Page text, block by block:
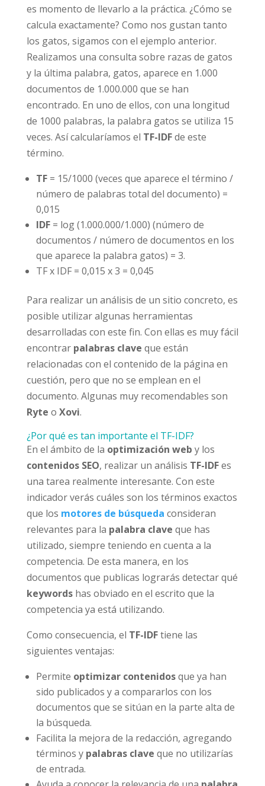
es momento de llevarlo a la práctica. ¿Cómo se
calcula exactamente? Como nos gustan tanto
los gatos, sigamos con el ejemplo anterior.
Realizamos una consulta sobre razas de gatos
y la última palabra, gatos, aparece en 1.000
documentos de 1.000.000 que se han
encontrado. En uno de ellos, con una longitud
de 1000 palabras, la palabra gatos se utiliza 15
veces. Así calcularíamos el TF-IDFde este
término.
TF = 15/1000 (veces que aparece el término /
número de palabras total del documento) =
0,015
IDF = log (1.000.000/1.000) (número de
documentos / número de documentos en los
que aparece la palabra gatos) = 3.
TF x IDF = 0,015 x 3 = 0,045
Para realizar un análisis de un sitio concreto, es
posible utilizar algunas herramientas
desarrolladas con este fin. Con ellas es muy fácil
encontrar palabras clave que están
relacionadas con el contenido de la página en
cuestión, pero que no se emplean en el
documento. Algunas muy recomendables son
Ryte o Xovi.
¿Por qué es tan importante el TF-IDF?
En el ámbito de la optimización web y los
contenidos SEO, realizar un análisis TF-IDFes
una tarea realmente interesante. Con este
indicador verás cuáles son los términos exactos
que los motores de búsqueda consideran
relevantes para la palabra clave que has
utilizado, siempre teniendo en cuenta a la
competencia. De esta manera, en los
documentos que publicas lograrás detectar qué
keywords has obviado en el escrito que la
competencia ya está utilizando.
Como consecuencia, el TF-IDFtiene las
siguientes ventajas:
Permite optimizar contenidosque ya han
sido publicados y a compararlos con los
documentos que se sitúan en la parte alta de
la búsqueda.
Facilita la mejora de la redacción, agregando
términos y palabras clave que no utilizarías
de entrada.